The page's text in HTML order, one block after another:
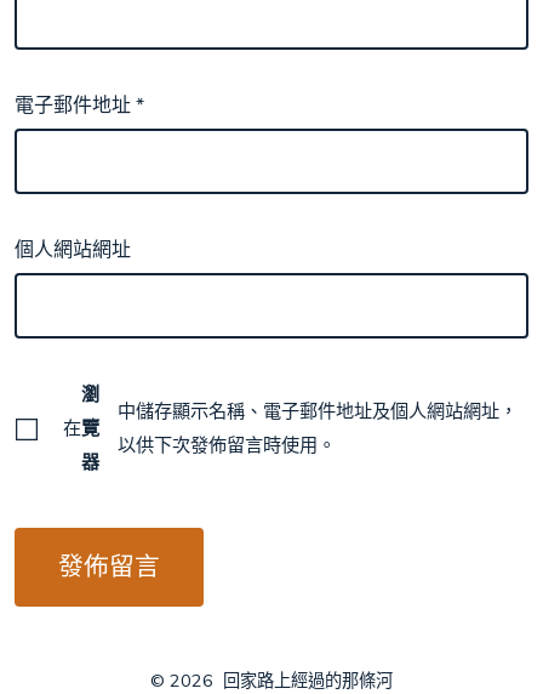
電子郵件地址*
個人網站網址
在
瀏
覽
器
中儲存顯示名稱、電子郵件地址及個人網站網址，
以供下次發佈留言時使用。
© 2026 回家路上經過的那條河